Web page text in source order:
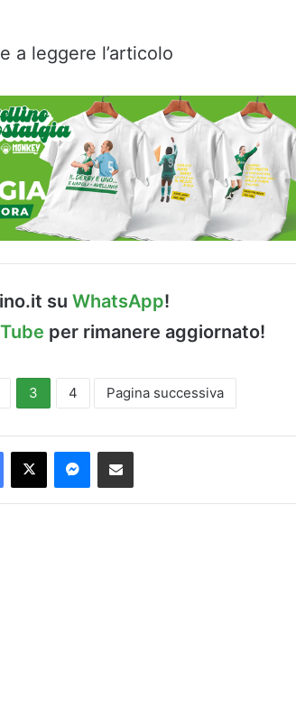
a leggere l’articolo
su WhatsApp!
per rimanere aggiornato!
3 4 Pagina successiva
Facebook
X Messenger
Condividi via Email